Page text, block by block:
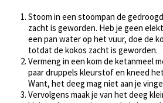
Stoom in een stoompan de
zacht is geworden. Heb je geen
een pan water op het vuur, doe de
totdat de kokos zacht is geworden.
Vermeng in een kom de ketanmeel
paar druppels kleurstof en kneed
Want, het deeg mag niet aan je
Vervolgens maak je van het deeg